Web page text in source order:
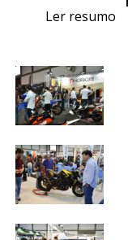
Ler resumo